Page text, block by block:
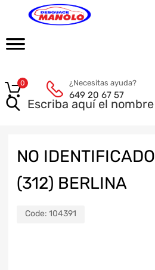
¿Necesitas ayuda?
649 20 67 57
0
NO
(312) BERLINA
Code: 104391